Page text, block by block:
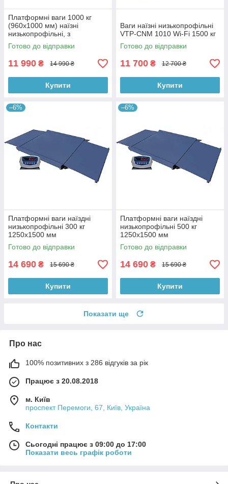
Платформні ваги 1000 кг
(960х1000 мм) наїзні
низькопрофільні, з
вбудованими пандусами
Готово до відправки
11 990 ₴ 14 990 ₴
Купити
Ваги наїзні низькопрофільні
VTP-СNM 1010 Wi-Fi 1500 кг
Готово до відправки
11 700 ₴ 12 700 ₴
Купити
–6%
Платформні ваги наїздні
низькопрофільні 300 кг
1250х1500 мм
Готово до відправки
14 690 ₴ 15 690 ₴
Купити
–6%
Платформні ваги наїздні
низькопрофільні 500 кг
1250х1500 мм
Готово до відправки
14 690 ₴ 15 690 ₴
Купити
Показати ще
Про нас
100% позитивних з 286 відгуків за рік
Працює з 20.08.2018
м. Київ
проспект Перемоги, 67, Київ, Україна
Контакти
Сьогодні працює з 09:00 до 17:00
Показати весь графік роботи